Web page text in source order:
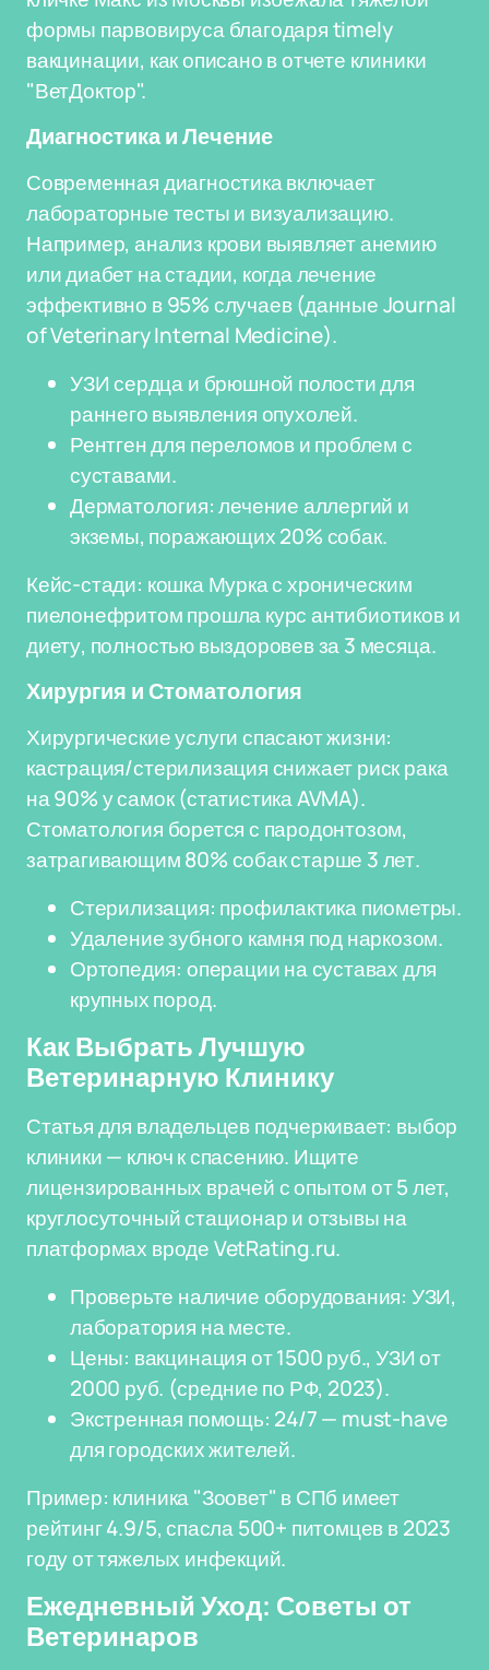
формы парвовируса благодаря timely
вакцинации, как описано в отчете клиники
"ВетДоктор".
Диагностика и Лечение
Современная диагностика включает
лабораторные тесты и визуализацию.
Например, анализ крови выявляет анемию
или диабет на стадии, когда лечение
эффективно в 95% случаев (данные Journal
of Veterinary Internal Medicine).
УЗИ сердца и брюшной полости для
раннего выявления опухолей.
Рентген для переломов и проблем с
суставами.
Дерматология: лечение аллергий и
экземы, поражающих 20% собак.
Кейс-стади: кошка Мурка с хроническим
пиелонефритом прошла курс антибиотиков и
диету, полностью выздоровев за 3 месяца.
Хирургия и Стоматология
Хирургические услуги спасают жизни:
кастрация/стерилизация снижает риск рака
на 90% у самок (статистика AVMA).
Стоматология борется с пародонтозом,
затрагивающим 80% собак старше 3 лет.
Стерилизация: профилактика пиометры.
Удаление зубного камня под наркозом.
Ортопедия: операции на суставах для
крупных пород.
Как Выбрать Лучшую
Ветеринарную Клинику
Статья для владельцев подчеркивает: выбор
клиники — ключ к спасению. Ищите
лицензированных врачей с опытом от 5 лет,
круглосуточный стационар и отзывы на
платформах вроде VetRating.ru.
Проверьте наличие оборудования: УЗИ,
лаборатория на месте.
Цены: вакцинация от 1500 руб., УЗИ от
2000 руб. (средние по РФ, 2023).
Экстренная помощь: 24/7 — must-have
для городских жителей.
Пример: клиника "Зоовет" в СПб имеет
рейтинг 4.9/5, спасла 500+ питомцев в 2023
году от тяжелых инфекций.
Ежедневный Уход: Советы от
Ветеринаров